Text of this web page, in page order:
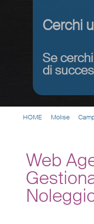
Cerchi
Se
di
HOME Molise
Web